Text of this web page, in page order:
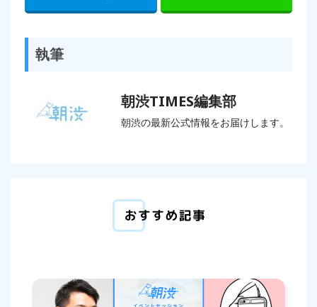
執筆
朝渋TIMES編集部
朝渋の最新公式情報をお届けします。